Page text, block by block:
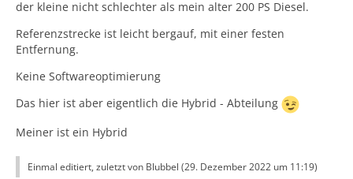
der kleine nicht schlechter als mein alter 200 PS Diesel.
Referenzstrecke ist leicht bergauf, mit einer festen
Entfernung.
Keine Softwareoptimierung
Das hier ist aber eigentlich die Hybrid - Abteilung
Meiner ist ein Hybrid
Einmal editiert, zuletzt von Blubbel (29. Dezember 2022 um 11:19)